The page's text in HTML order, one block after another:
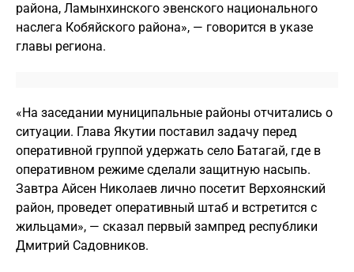
района, Ламынхинского эвенского национального
наслега Кобяйского района», — говорится в указе
главы региона.
«На заседании муниципальные районы отчитались о
ситуации. Глава Якутии поставил задачу перед
оперативной группой удержать село Батагай, где в
оперативном режиме сделали защитную насыпь.
Завтра Айсен Николаев лично посетит Верхоянский
район, проведет оперативный штаб и встретится с
жильцами», — сказал первый зампред республики
Дмитрий Садовников.